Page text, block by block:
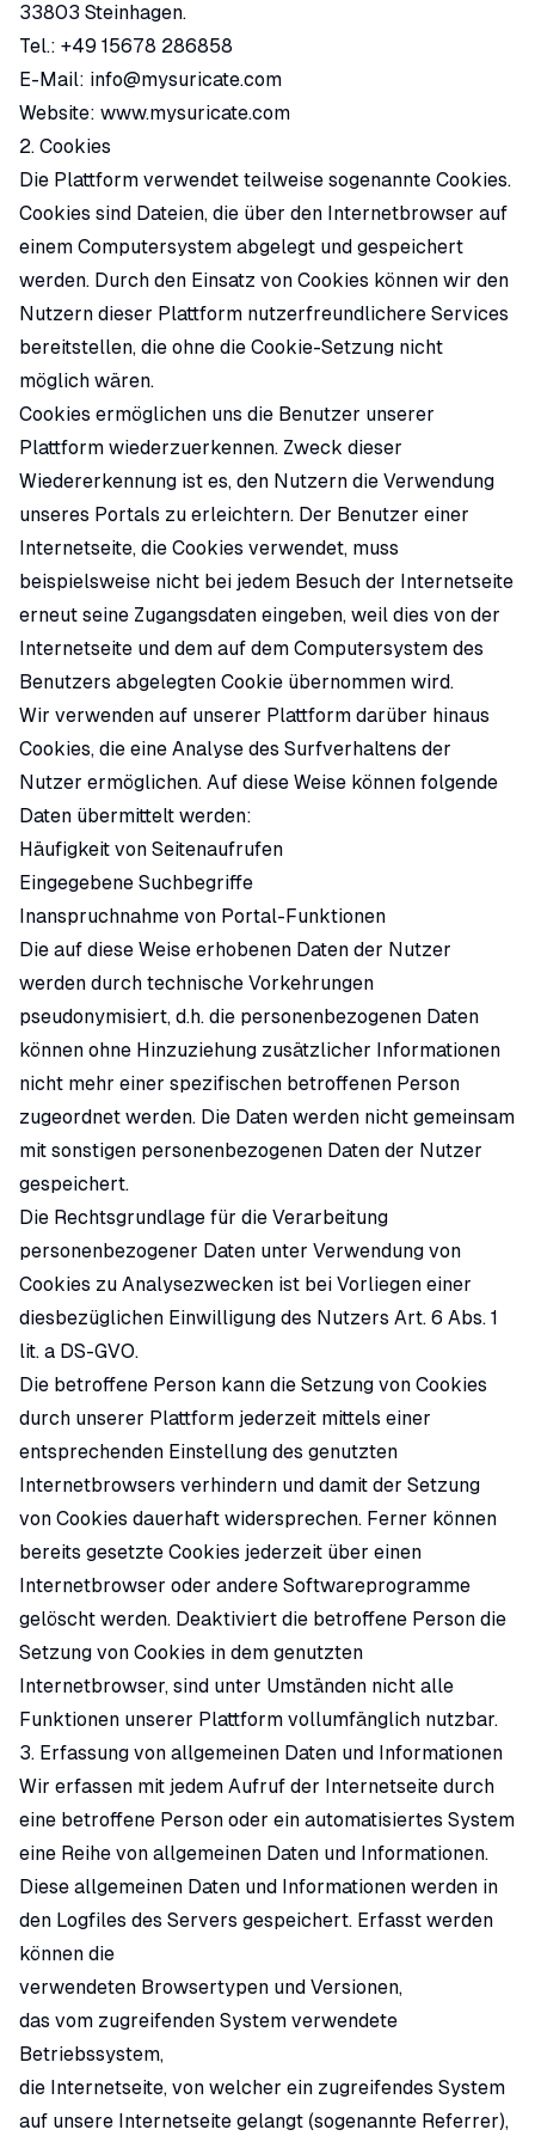
33803 Steinhagen.
Tel.: +49 15678 286858
E-Mail: info@mysuricate.com
Website: www.mysuricate.com
2. Cookies
Die Plattform verwendet teilweise sogenannte Cookies.
Cookies sind Dateien, die über den Internetbrowser auf
einem Computersystem abgelegt und gespeichert
werden. Durch den Einsatz von Cookies können wir den
Nutzern dieser Plattform nutzerfreundlichere Services
bereitstellen, die ohne die Cookie-Setzung nicht
möglich wären.
Cookies ermöglichen uns die Benutzer unserer
Plattform wiederzuerkennen. Zweck dieser
Wiedererkennung ist es, den Nutzern die Verwendung
unseres Portals zu erleichtern. Der Benutzer einer
Internetseite, die Cookies verwendet, muss
beispielsweise nicht bei jedem Besuch der Internetseite
erneut seine Zugangsdaten eingeben, weil dies von der
Internetseite und dem auf dem Computersystem des
Benutzers abgelegten Cookie übernommen wird.
Wir verwenden auf unserer Plattform darüber hinaus
Cookies, die eine Analyse des Surfverhaltens der
Nutzer ermöglichen. Auf diese Weise können folgende
Daten übermittelt werden:
Häufigkeit von Seitenaufrufen
Eingegebene Suchbegriffe
Inanspruchnahme von Portal-Funktionen
Die auf diese Weise erhobenen Daten der Nutzer
werden durch technische Vorkehrungen
pseudonymisiert, d.h. die personenbezogenen Daten
können ohne Hinzuziehung zusätzlicher Informationen
nicht mehr einer spezifischen betroffenen Person
zugeordnet werden. Die Daten werden nicht gemeinsam
mit sonstigen personenbezogenen Daten der Nutzer
gespeichert.
Die Rechtsgrundlage für die Verarbeitung
personenbezogener Daten unter Verwendung von
Cookies zu Analysezwecken ist bei Vorliegen einer
diesbezüglichen Einwilligung des Nutzers Art. 6 Abs. 1
lit. a DS-GVO.
Die betroffene Person kann die Setzung von Cookies
durch unserer Plattform jederzeit mittels einer
entsprechenden Einstellung des genutzten
Internetbrowsers verhindern und damit der Setzung
von Cookies dauerhaft widersprechen. Ferner können
bereits gesetzte Cookies jederzeit über einen
Internetbrowser oder andere Softwareprogramme
gelöscht werden. Deaktiviert die betroffene Person die
Setzung von Cookies in dem genutzten
Internetbrowser, sind unter Umständen nicht alle
Funktionen unserer Plattform vollumfänglich nutzbar.
3. Erfassung von allgemeinen Daten und Informationen
Wir erfassen mit jedem Aufruf der Internetseite durch
eine betroffene Person oder ein automatisiertes System
eine Reihe von allgemeinen Daten und Informationen.
Diese allgemeinen Daten und Informationen werden in
den Logfiles des Servers gespeichert. Erfasst werden
können die
verwendeten Browsertypen und Versionen,
das vom zugreifenden System verwendete
Betriebssystem,
die Internetseite, von welcher ein zugreifendes System
auf unsere Internetseite gelangt (sogenannte Referrer),